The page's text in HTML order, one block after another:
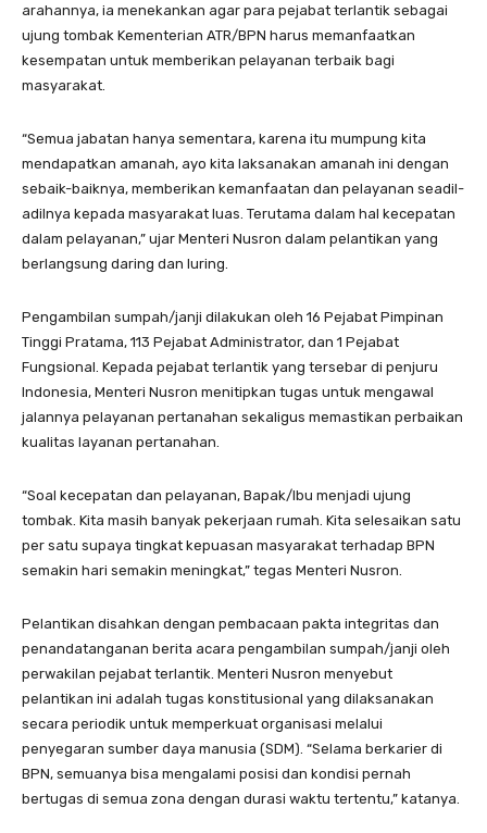
arahannya, ia menekankan agar para pejabat terlantik sebagai
ujung tombak Kementerian ATR/BPN harus memanfaatkan
kesempatan untuk memberikan pelayanan terbaik bagi
masyarakat.
“Semua jabatan hanya sementara, karena itu mumpung kita
mendapatkan amanah, ayo kita laksanakan amanah ini dengan
sebaik-baiknya, memberikan kemanfaatan dan pelayanan seadil-
adilnya kepada masyarakat luas. Terutama dalam hal kecepatan
dalam pelayanan,” ujar Menteri Nusron dalam pelantikan yang
berlangsung daring dan luring.
Pengambilan sumpah/janji dilakukan oleh 16 Pejabat Pimpinan
Tinggi Pratama, 113 Pejabat Administrator, dan 1 Pejabat
Fungsional. Kepada pejabat terlantik yang tersebar di penjuru
Indonesia, Menteri Nusron menitipkan tugas untuk mengawal
jalannya pelayanan pertanahan sekaligus memastikan perbaikan
kualitas layanan pertanahan.
“Soal kecepatan dan pelayanan, Bapak/Ibu menjadi ujung
tombak. Kita masih banyak pekerjaan rumah. Kita selesaikan satu
per satu supaya tingkat kepuasan masyarakat terhadap BPN
semakin hari semakin meningkat,” tegas Menteri Nusron.
Pelantikan disahkan dengan pembacaan pakta integritas dan
penandatanganan berita acara pengambilan sumpah/janji oleh
perwakilan pejabat terlantik. Menteri Nusron menyebut
pelantikan ini adalah tugas konstitusional yang dilaksanakan
secara periodik untuk memperkuat organisasi melalui
penyegaran sumber daya manusia (SDM). “Selama berkarier di
BPN, semuanya bisa mengalami posisi dan kondisi pernah
bertugas di semua zona dengan durasi waktu tertentu,” katanya.